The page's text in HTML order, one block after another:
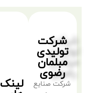
شرکت
تولیدی
مبلمان
رضوی
شرکت صنایع
لینک